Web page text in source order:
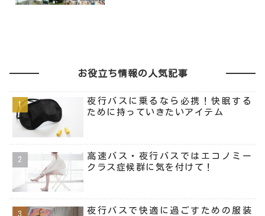
お役立ち情報の人気記事
夜行バスに乗るなら必携！快眠する
ために持っていきたいアイテム
高速バス・夜行バスではエコノミー
クラス症候群に気を付けて！
夜行バスで快適に過ごすための服装